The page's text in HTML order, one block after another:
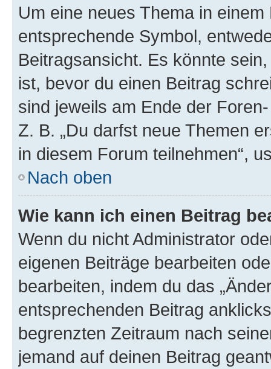
Um eine neues Thema in
entsprechende Symbol,
Beitragsansicht. Es könnte
ist, bevor du einen Beitrag
sind jeweils am Ende der
Z. B. „Du darfst neue Themen
in diesem Forum teilnehmen“,
Nach oben
Wie kann ich einen Beitrag
Wenn du nicht Administrator
eigenen Beiträge bearbeiten
bearbeiten, indem du das
entsprechenden Beitrag
begrenzten Zeitraum nach
jemand auf deinen Beitrag